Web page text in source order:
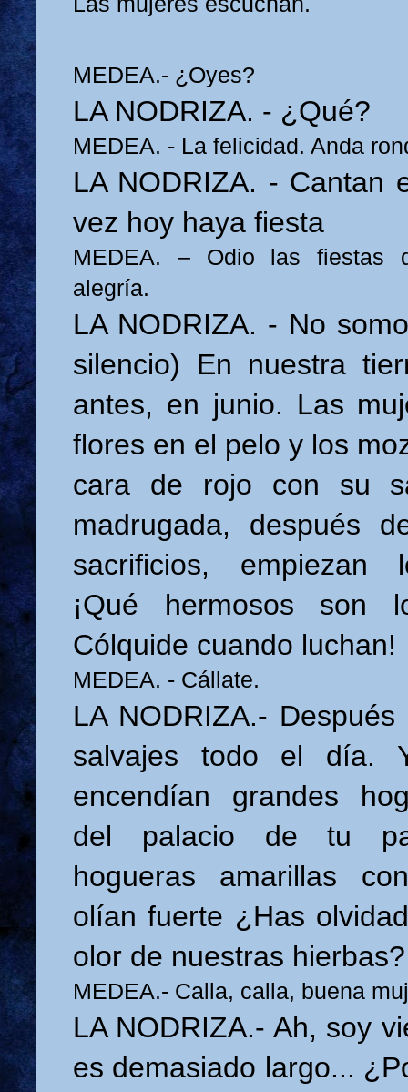
MEDEA.- ¿Oyes?
LA NODRIZA. - ¿Qué?
MEDEA. - La felicidad. Anda
LA NODRIZA. - Cantan
vez hoy haya fiesta
MEDEA. – Odio las fiestas
alegría.
LA NODRIZA. - No
silencio) En nuestra
antes, en junio. Las
flores en el pelo y los
cara de rojo con su
madrugada, después
sacrificios, empiezan
¡Qué hermosos son
Cólquide cuando luchan!
MEDEA. - Cállate.
LA NODRIZA.-
salvajes todo el día.
encendían grandes
del palacio de tu
hogueras amarillas
olían fuerte ¿Has
olor de nuestras hierbas?
MEDEA.- Calla, calla, buena
LA NODRIZA.- Ah, soy
es demasiado largo...